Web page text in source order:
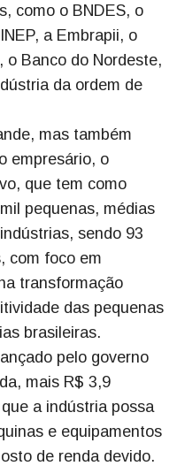
como o BNDES, o
a Embrapii, o
o Banco do Nordeste,
da ordem de
mas também
empresário, o
que tem como
pequenas, médias
sendo 93
com foco em
transformação
das pequenas
brasileiras.
pelo governo
mais R$ 3,9
a indústria possa
e equipamentos
de renda devido.